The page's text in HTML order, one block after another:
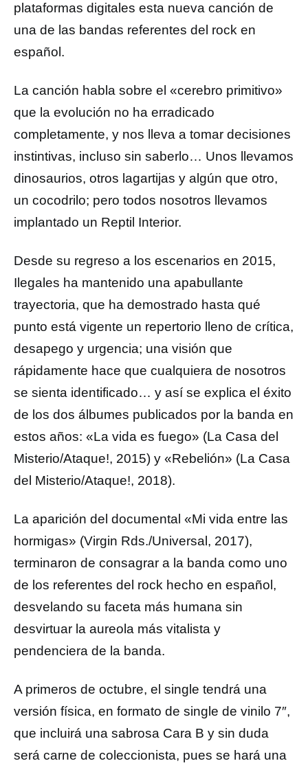
plataformas digitales esta nueva canción de
una de las bandas referentes del rock en
español.
La canción habla sobre el «cerebro primitivo»
que la evolución no ha erradicado
completamente, y nos lleva a tomar decisiones
instintivas, incluso sin saberlo… Unos llevamos
dinosaurios, otros lagartijas y algún que otro,
un cocodrilo; pero todos nosotros llevamos
implantado un Reptil Interior.
Desde su regreso a los escenarios en 2015,
Ilegales ha mantenido una apabullante
trayectoria, que ha demostrado hasta qué
punto está vigente un repertorio lleno de crítica,
desapego y urgencia; una visión que
rápidamente hace que cualquiera de nosotros
se sienta identificado… y así se explica el éxito
de los dos álbumes publicados por la banda en
estos años: «La vida es fuego» (La Casa del
Misterio/Ataque!, 2015) y «Rebelión» (La Casa
del Misterio/Ataque!, 2018).
La aparición del documental «Mi vida entre las
hormigas» (Virgin Rds./Universal, 2017),
terminaron de consagrar a la banda como uno
de los referentes del rock hecho en español,
desvelando su faceta más humana sin
desvirtuar la aureola más vitalista y
pendenciera de la banda.
A primeros de octubre, el single tendrá una
versión física, en formato de single de vinilo 7″,
que incluirá una sabrosa Cara B y sin duda
será carne de coleccionista, pues se hará una